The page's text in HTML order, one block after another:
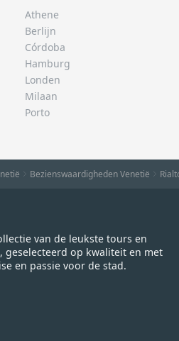
Athene
Berlijn
Córdoba
Hamburg
Londen
Milaan
Porto
Bezienswaardigheden Venetië
van de leukste tours en
op kwaliteit en met
en passie voor de stad.